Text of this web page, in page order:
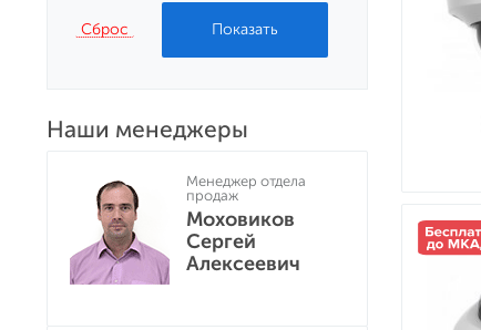
Сброс
Наши менеджеры
Менеджер отдела
продаж
Моховиков
Сергей
Алексеевич